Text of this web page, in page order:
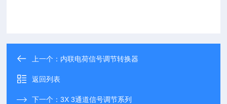
上一个： 内联电荷信号调节转换器
返回列表
下一个：3X 3通道信号调节系列